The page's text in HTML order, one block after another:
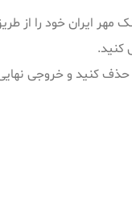
ایران خود را از
کنید.